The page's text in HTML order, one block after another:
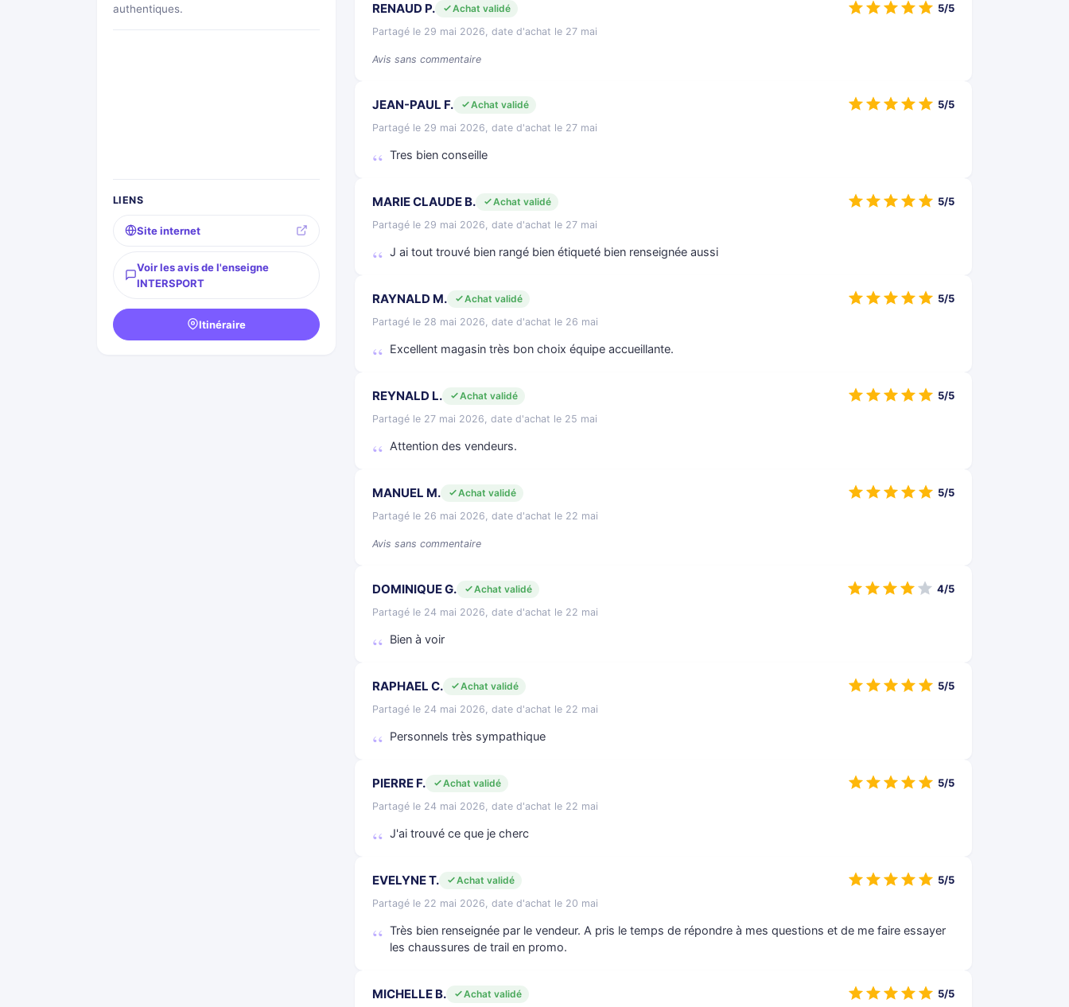
authentiques.
LIENS
Site internet
Voir les avis de l'enseigne
INTERSPORT
Itinéraire
RENAUD P.
Achat validé
Partagé le 29 mai 2026, date d'achat le 27 mai
Avis sans commentaire
5/5
JEAN-PAUL F.
Achat validé
Partagé le 29 mai 2026, date d'achat le 27 mai
Tres bien conseille
5/5
MARIE CLAUDE B.
Achat validé
Partagé le 29 mai 2026, date d'achat le 27 mai
J ai tout trouvé bien rangé bien étiqueté bien renseignée aussi
5/5
RAYNALD M.
Achat validé
Partagé le 28 mai 2026, date d'achat le 26 mai
Excellent magasin très bon choix équipe accueillante.
5/5
REYNALD L.
Achat validé
Partagé le 27 mai 2026, date d'achat le 25 mai
Attention des vendeurs.
5/5
MANUEL M.
Achat validé
Partagé le 26 mai 2026, date d'achat le 22 mai
Avis sans commentaire
5/5
DOMINIQUE G.
Achat validé
Partagé le 24 mai 2026, date d'achat le 22 mai
Bien à voir
4/5
RAPHAEL C.
Achat validé
Partagé le 24 mai 2026, date d'achat le 22 mai
Personnels très sympathique
5/5
PIERRE F.
Achat validé
Partagé le 24 mai 2026, date d'achat le 22 mai
J'ai trouvé ce que je cherc
5/5
EVELYNE T.
Achat validé
Partagé le 22 mai 2026, date d'achat le 20 mai
Très bien renseignée par le vendeur. A pris le temps de répondre à mes questions et de me faire essayer
les chaussures de trail en promo.
5/5
MICHELLE B.
Achat validé
5/5